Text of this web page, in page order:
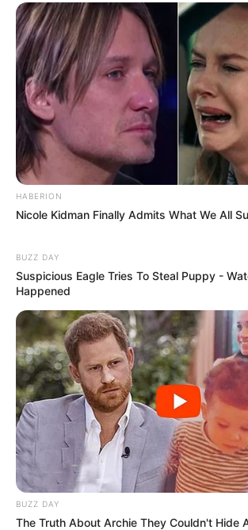
HABERION
Nicole Kidman Finally Admits What We All
BUZZ DAY
Suspicious Eagle Tries To Steal Puppy -
Happened
BUZZ DAY
The Truth About Archie They Couldn't Hide